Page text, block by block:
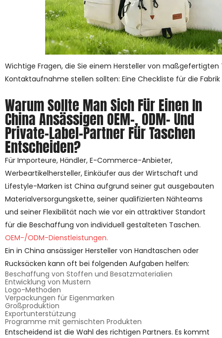
Wichtige Fragen, die Sie einem Hersteller von
Kontaktaufnahme stellen sollten: Eine Checkliste für die Fabrik
Warum Sollte Man Sich Für Einen In
China Ansässigen OEM-, ODM- Und
Private-Label-Partner Für Taschen
Entscheiden?
Für Importeure, Händler, E-Commerce-Anbieter,
Werbeartikelhersteller, Einkäufer aus der Wirtschaft und
Lifestyle-Marken ist China aufgrund seiner gut ausgebauten
Materialversorgungskette, seiner qualifizierten Nähteams
und seiner Flexibilität nach wie vor ein attraktiver Standort
für die Beschaffung von individuell gestalteten Taschen.
OEM-/ODM-Dienstleistungen.
Ein in China ansässiger Hersteller von Handtaschen oder
Rucksäcken kann oft bei folgenden Aufgaben helfen:
Beschaffung von Stoffen und Besatzmaterialien
Entwicklung von Mustern
Logo-Methoden
Verpackungen für Eigenmarken
Großproduktion
Exportunterstützung
Programme mit gemischten Produkten
Entscheidend ist die Wahl des richtigen Partners. Es kommt